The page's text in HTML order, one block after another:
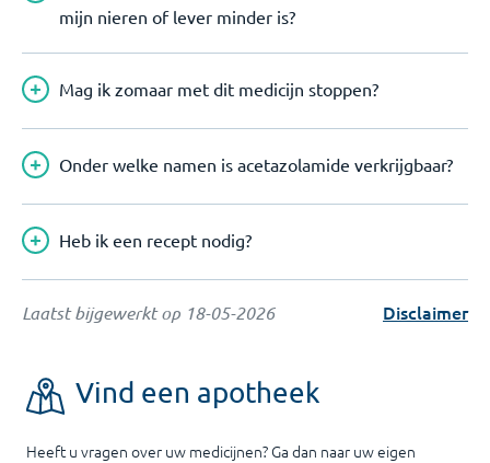
mijn nieren of lever minder is?
Mag ik zomaar met dit medicijn stoppen?
Onder welke namen is acetazolamide verkrijgbaar?
Heb ik een recept nodig?
Laatst bijgewerkt op 18-05-2026 Disclaimer
Vind een apotheek
Heeft u vragen over uw medicijnen? Ga dan naar uw eigen